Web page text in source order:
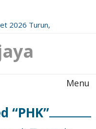
2026 Turun,
Menu
“PHK”